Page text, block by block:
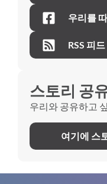
우리를
RSS 피드
스토리 공
우리와 공유하고
여기에 스